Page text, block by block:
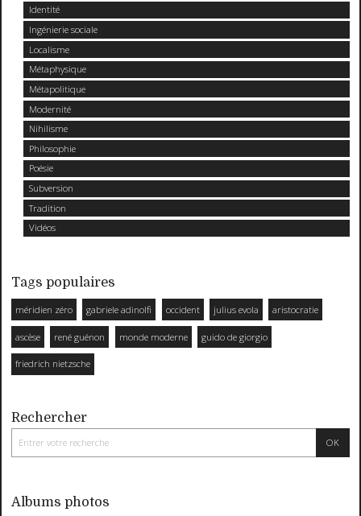
Identité
Ingénierie sociale
Localisme
Métaphysique
Métapolitique
Modernité
Nihilisme
Philosophie
Poésie
Subversion
Tradition
Vidéos
Tags populaires
méridien zéro gabriele adinolfi occident julius evola aristocratie
ascèse rené guénon monde moderne guido de giorgio
friedrich nietzsche
Rechercher
Albums photos